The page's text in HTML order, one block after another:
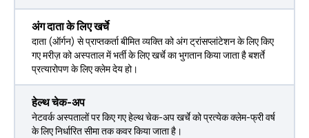
अंग दाता के लिए खर्चे
दाता (ऑर्गन) से प्राप्तकर्ता बीमित व्यक्ति को अंग ट्रांसप्लांटेशन के लिए किए
गए मरीज़ को अस्पताल में भर्ती के लिए खर्चे का भुगतान किया जाता है बशर्ते
प्रत्यारोपण के लिए क्लेम देय हो।
हेल्थ चेक-अप
नेटवर्क अस्‍पतालों पर किए गए हेल्थ चेक-अप खर्चे को प्रत्‍येक क्लेम-फ्री वर्ष
के लिए निर्धारित सीमा तक कवर किया जाता है।